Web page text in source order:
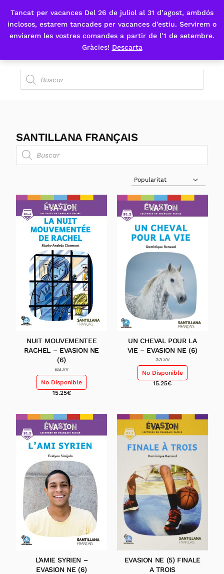
Tancat per vacances Del 26 de juliol al 31 d’agost, ambdós
inclosos, estarem tancades per vacances d’estiu. Servirem o
enviarem les vostres comandes a partir de l’1 de setembre.
Gràcies! Descarta
Fes-te'n sòcia
SANTILLANA FRANÇAIS
Sort Products
NUIT MOUVEMENTEE
RACHEL – EVASION NE
(6)
aa.vv
No Disponible
15.25€
UN CHEVAL POUR LA
VIE – EVASION NE (6)
aa.vv
No Disponible
15.25€
L’AMIE SYRIEN –
EVASION NE (6)
EVASION NE (5) FINALE
A TROIS